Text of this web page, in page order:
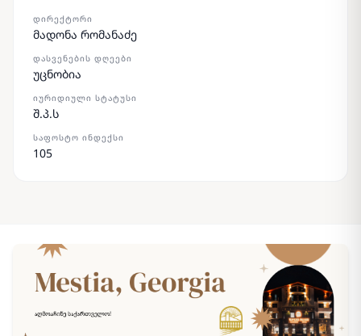
ᲓᲘᲠᲔᲥᲢᲝᲠᲘ
მადონა რომანაძე
ᲓᲐᲡᲕᲔᲜᲔᲑᲘᲡ ᲓᲦᲔᲔᲑᲘ
უცნობია
ᲘᲣᲠᲘᲓᲘᲣᲚᲘ ᲡᲢᲐᲢᲣᲡᲘ
შ.პ.ს
ᲡᲐᲤᲝᲡᲢᲝ ᲘᲜᲓᲔᲥᲡᲘ
105